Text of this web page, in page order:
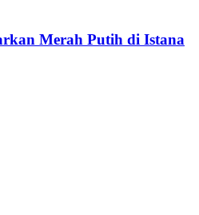
Merah Putih di Istana